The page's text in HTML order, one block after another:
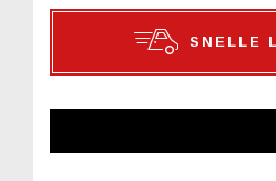
SNELLE